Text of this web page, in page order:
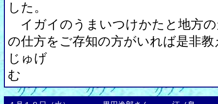
した。
イガイのうまいつけかたと地方の
の仕方をご存知の方がいれば是非
じゅげ